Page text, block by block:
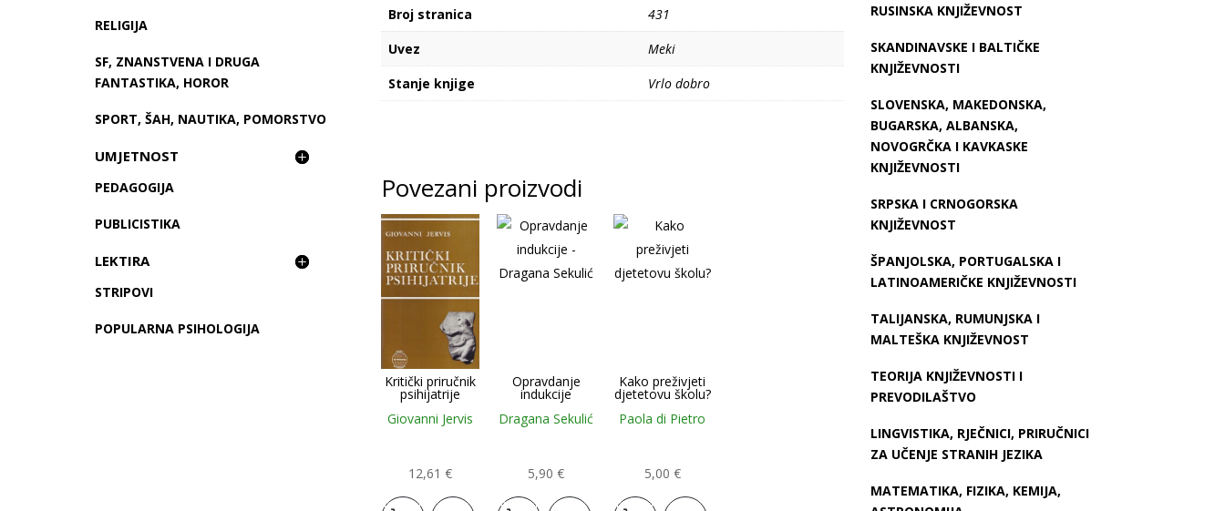
RELIGIJA
SF, ZNANSTVENA I DRUGA
FANTASTIKA, HOROR
SPORT, ŠAH, NAUTIKA, POMORSTVO
UMJETNOST
PEDAGOGIJA
PUBLICISTIKA
LEKTIRA
STRIPOVI
POPULARNA PSIHOLOGIJA
Broj stranica
431
Uvez
Meki
Stanje knjige
Vrlo dobro
Povezani proizvodi
Kritički priručnik
psihijatrije
Giovanni Jervis
12,61 €
Dodaj u
Opravdanje
indukcije
Dragana Sekulić
5,90€
Dodaj u
Kako preživjeti
djetetovu školu?
Paola di Pietro
5,00 €
Dodaj u
RUSINSKA KNJIŽEVNOST
SKANDINAVSKE I BALTIČKE
KNJIŽEVNOSTI
SLOVENSKA, MAKEDONSKA,
BUGARSKA, ALBANSKA,
NOVOGRČKA I KAVKASKE
KNJIŽEVNOSTI
SRPSKA I CRNOGORSKA
KNJIŽEVNOST
ŠPANJOLSKA, PORTUGALSKA I
LATINOAMERIČKE KNJIŽEVNOSTI
TALIJANSKA, RUMUNJSKA I
MALTEŠKA KNJIŽEVNOST
TEORIJA KNJIŽEVNOSTI I
PREVODILAŠTVO
LINGVISTIKA, RJEČNICI, PRIRUČNICI
ZA UČENJE STRANIH JEZIKA
MATEMATIKA, FIZIKA, KEMIJA,